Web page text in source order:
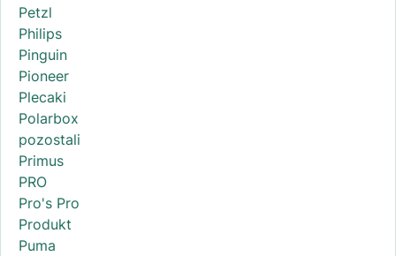
Petzl
Philips
Pinguin
Pioneer
Plecaki
Polarbox
pozostali
Primus
PRO
Pro's Pro
Produkt
Puma